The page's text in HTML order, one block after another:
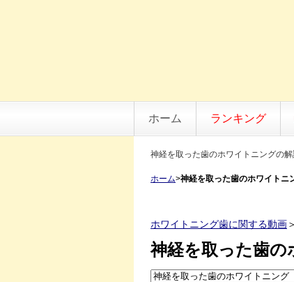
ホーム ランキング
神経を取った歯のホワイトニングの
ホーム>神経を取った歯のホワイトニ
ホワイトニング歯に関する動画＞
神経を取った歯